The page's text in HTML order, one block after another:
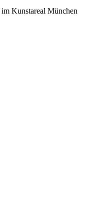
im Kunstareal München